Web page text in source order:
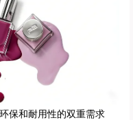
保和耐用性的双重需求